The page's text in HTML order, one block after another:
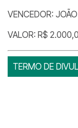
VENCEDOR:
VALOR: R$
TERMO DE